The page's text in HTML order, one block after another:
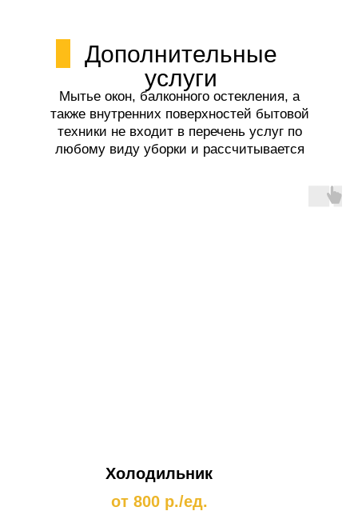
Дополнительные
услуги
Мытье окон, балконного остекления, а
также внутренних поверхностей бытовой
техники не входит в перечень услуг по
любому виду уборки и рассчитывается
Холодильник
от 800 р./ед.